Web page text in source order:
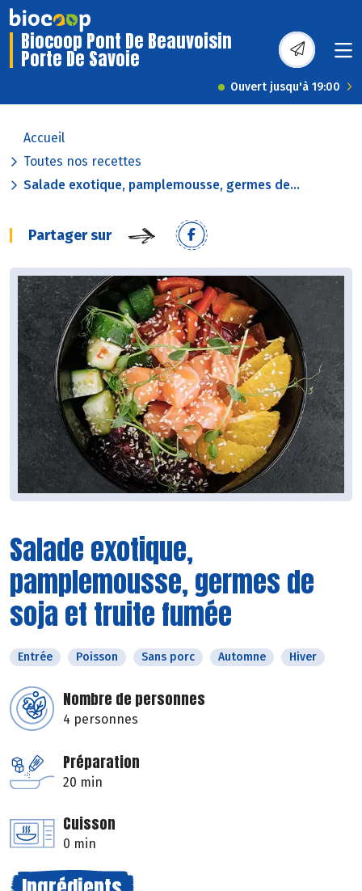
Biocoop Pont De Beauvoisin
Porte De Savoie
Ouvert jusqu'à 19:00
Accueil
Toutes nos recettes
Salade exotique, pamplemousse, germes de...
Partager sur
Salade exotique,
pamplemousse, germes de
soja et truite fumée
Entrée Poisson Sans porc Automne Hiver
Nombre de personnes
4 personnes
Préparation
20 min
Cuisson
0 min